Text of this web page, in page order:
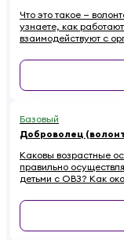
Что это такое —
узнаете, как
взаимодействуют с
распространенных
Базовый
Доброволец
Каковы возрастные
правильно
детьми с ОВЗ? Как
добровольцев,